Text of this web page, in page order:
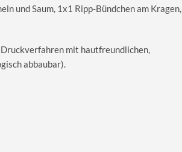
und Saum, 1x1 Ripp-Bündchen am Kragen,
mit hautfreundlichen,
abbaubar).